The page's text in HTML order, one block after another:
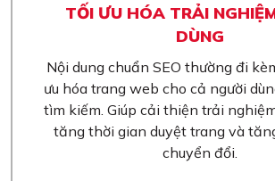
TỐI ƯU HÓA TRẢI
DÙNG
Nội dung chuẩn SEO thường đi
ưu hóa trang web cho cả người
tìm kiếm. Giúp cải thiện trải
tăng thời gian duyệt trang và
chuyển đổi.